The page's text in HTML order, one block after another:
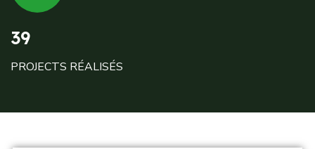
39
PROJECTS RÉALISÉS